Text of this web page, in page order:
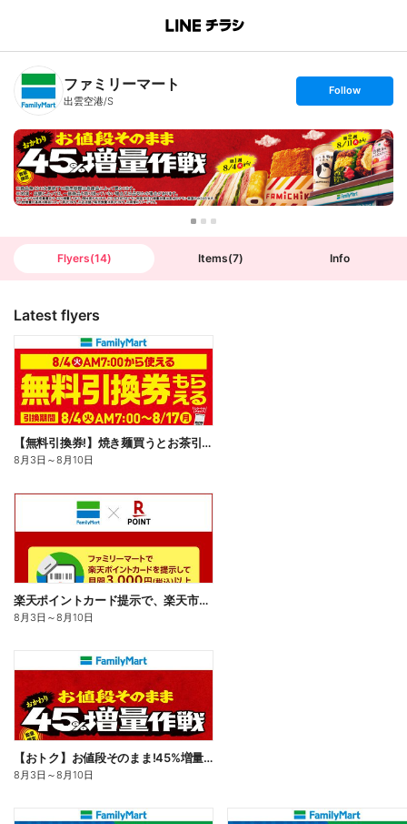
B
n
T
ファミリーマート
出雲空港/S
s
t
o
l
l
o
w
Follow
Flyers(14) Items(7) Info
Latest flyers
【無料引換券!】焼き麺買うとお茶引換券貰える!
8月3日 ～8月10日
楽天ポイントカード提示で、楽天市場でのお買い物がおトクに!
8月3日 ～8月10日
【おトク】お値段そのまま!45%増量作戦!
8月3日 ～8月10日